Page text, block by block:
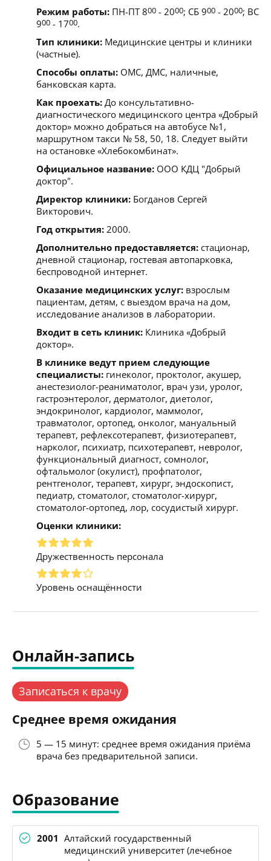
Режим работы: ПН-ПТ 800 - 2000; СБ 900 - 2000; ВС
900 - 1700.
Тип клиники: Медицинские центры и клиники
(частные).
Способы оплаты: ОМС, ДМС, наличные,
банковская карта.
Как проехать: До консультативно-
диагностического медицинского центра «Добрый
доктор» можно добраться на автобусе №1,
маршрутном такси № 58, 50, 18. Следует выйти
на остановке «Хлебокомбинат».
Официальное название: ООО КДЦ "Добрый
доктор".
Директор клиники: Богданов Сергей
Викторович.
Год открытия: 2000.
Дополнительно предоставляется: стационар,
дневной стационар, гостевая автопарковка,
беспроводной интернет.
Оказание медицинских услуг: взрослым
пациентам, детям, с выездом врача на дом,
исследование анализов в лаборатории.
Входит в сеть клиник: Клиника «Добрый
доктор».
В клинике ведут прием следующие
специалисты: гинеколог, проктолог, акушер,
анестезиолог-реаниматолог, врач узи, уролог,
гастроэнтеролог, дерматолог, диетолог,
эндокринолог, кардиолог, маммолог,
травматолог, ортопед, онколог, мануальный
терапевт, рефлексотерапевт, физиотерапевт,
нарколог, психиатр, психотерапевт, невролог,
функциональный диагност, сомнолог,
офтальмолог (окулист), профпатолог,
рентгенолог, терапевт, хирург, эндоскопист,
педиатр, стоматолог, стоматолог-хирург,
стоматолог-ортопед, лор, сосудистый хирург.
Оценки клиники:
Дружественность персонала
Уровень оснащённости
Онлайн-запись
Записаться к врачу
Среднее время ожидания
5 — 15 минут: среднее время ожидания приёма
врача без предварительной записи.
Образование
2001 Алтайский государственный
медицинский университет (лечебное